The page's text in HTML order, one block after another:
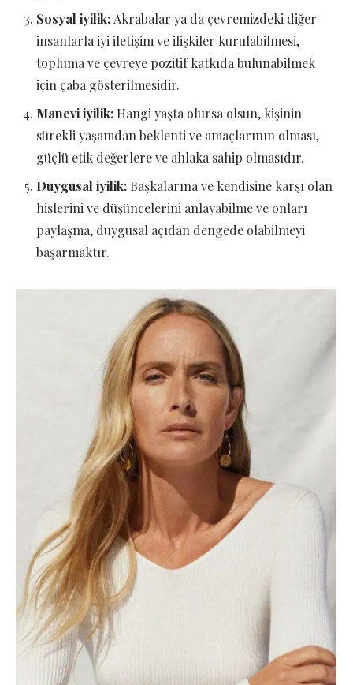
Sosyal iyilik:Akrabalar ya da çevremizdeki diğer
insanlarla iyi iletişim ve ilişkiler kurulabilmesi,
topluma ve çevreye pozitif katkıda bulunabilmek
için çaba gösterilmesidir.
Manevi iyilik:Hangi yaşta olursa olsun, kişinin
sürekli yaşamdan beklenti ve amaçlarının olması,
güçlü etik değerlere ve ahlaka sahip olmasıdır.
Duygusal iyilik:Başkalarına ve kendisine karşı olan
hislerini ve düşüncelerini anlayabilme ve onları
paylaşma, duygusal açıdan dengede olabilmeyi
başarmaktır.